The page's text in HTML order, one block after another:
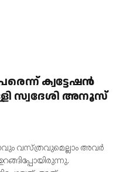
ക്വട്ടേഷൻ
സ്വദേശി അനൂസ്
വസ്ത്രവുമെല്ലാം അവർ